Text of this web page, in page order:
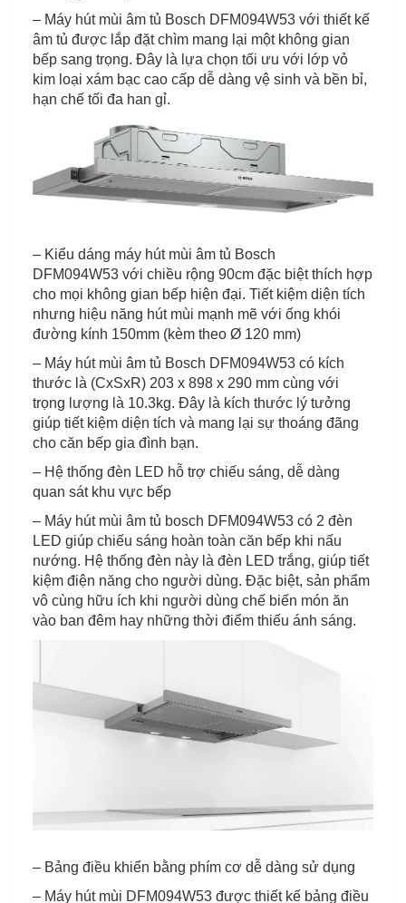
– Máy hút mùi âm tủ Bosch DFM094W53 với thiết kế
âm tủ được lắp đặt chìm mang lại một không gian
bếp sang trọng. Đây là lựa chọn tối ưu với lớp vỏ
kim loại xám bạc cao cấp dễ dàng vệ sinh và bền bỉ,
hạn chế tối đa han gỉ.
– Kiểu dáng máy hút mùi âm tủ Bosch
DFM094W53 với chiều rộng 90cm đặc biệt thích hợp
cho mọi không gian bếp hiện đại. Tiết kiệm diện tích
nhưng hiệu năng hút mùi mạnh mẽ với ống khói
đường kính 150mm (kèm theo Ø 120 mm)
– Máy hút mùi âm tủ Bosch DFM094W53 có kích
thước là (CxSxR) 203 x 898 x 290 mm cùng với
trọng lượng là 10.3kg. Đây là kích thước lý tưởng
giúp tiết kiệm diện tích và mang lại sự thoáng đãng
cho căn bếp gia đình bạn.
– Hệ thống đèn LED hỗ trợ chiếu sáng, dễ dàng
quan sát khu vực bếp
– Máy hút mùi âm tủ bosch DFM094W53 có 2 đèn
LED giúp chiếu sáng hoàn toàn căn bếp khi nấu
nướng. Hệ thống đèn này là đèn LED trắng, giúp tiết
kiệm điện năng cho người dùng. Đặc biệt, sản phẩm
vô cùng hữu ích khi người dùng chế biến món ăn
vào ban đêm hay những thời điểm thiếu ánh sáng.
– Bảng điều khiển bằng phím cơ dễ dàng sử dụng
– Máy hút mùi DFM094W53 được thiết kế bảng điều